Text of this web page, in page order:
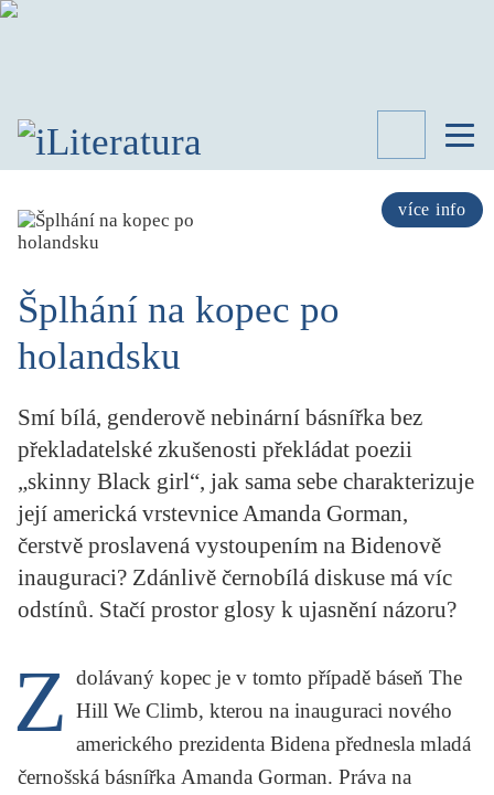
více info
TÉMATA
KNIHY
LITERATURY
KATEGORIE
AKTUALITA
STUDIE
PORTRÉT
KRITIKA PŘEKLADU
SLOUPEK
Šplhání na kopec po
holandsku
Smí bílá, genderově nebinární básnířka bez
překladatelské zkušenosti překládat poezii
„skinny Black girl“, jak sama sebe charakterizuje
její americká vrstevnice Amanda Gorman,
čerstvě proslavená vystoupením na Bidenově
inauguraci? Zdánlivě černobílá diskuse má víc
odstínů. Stačí prostor glosy k ujasnění názoru?
Z dolávaný kopec je v tomto případě báseň The
Hill We Climb, kterou na inauguraci nového
amerického prezidenta Bidena přednesla mladá
černošská básnířka Amanda Gorman. Práva na